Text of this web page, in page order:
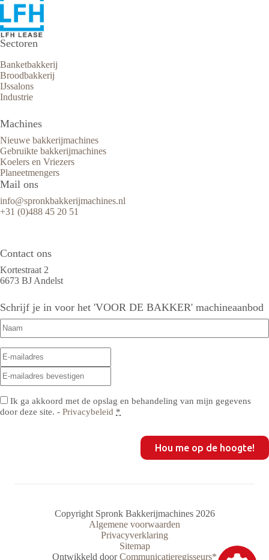
Sectoren
Banketbakkerij
Broodbakkerij
IJssalons
Industrie
Machines
Nieuwe bakkerijmachines
Gebruikte bakkerijmachines
Koelers en Vriezers
Planeetmengers
Mail ons
info@spronkbakkerijmachines.nl
+31 (0)488 45 20 51
Contact ons
Kortestraat 2
6673 BJ Andelst
Schrijf je in voor het 'VOOR DE BAKKER' machineaanbod
Naam
E-
mailadres(Vereist)
Privacy(Vereist)
Ik ga akkoord met de opslag en behandeling van mijn gegevens
door deze site. - Privacybeleid *
Copyright Spronk Bakkerijmachines 2026
Algemene voorwaarden
Privacyverklaring
Sitemap
Ontwikkeld doorCommunicatieregisseurs*